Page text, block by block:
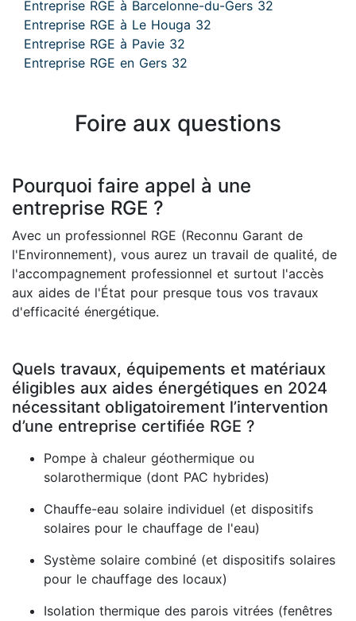
Entreprise RGE à Barcelonne-du-Gers 32
Entreprise RGE à Le Houga 32
Entreprise RGE à Pavie 32
Entreprise RGE en Gers 32
Foire aux questions
Pourquoi faire appel à une
entreprise RGE ?
Avec un professionnel RGE (Reconnu Garant de
l'Environnement), vous aurez un travail de qualité, de
l'accompagnement professionnel et surtout l'accès
aux aides de l'État pour presque tous vos travaux
d'efficacité énergétique.
Quels travaux, équipements et matériaux
éligibles aux aides énergétiques en 2024
nécessitant obligatoirement l’intervention
d’une entreprise certifiée RGE ?
Pompe à chaleur géothermique ou
solarothermique (dont PAC hybrides)
Chauffe-eau solaire individuel (et dispositifs
solaires pour le chauffage de l'eau)
Système solaire combiné (et dispositifs solaires
pour le chauffage des locaux)
Isolation thermique des parois vitrées (fenêtres